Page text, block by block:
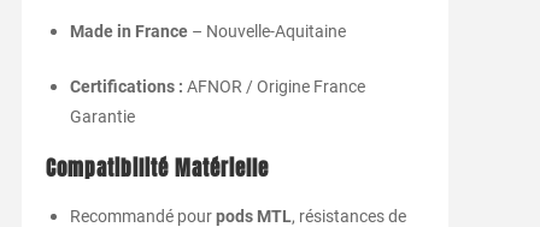
Made in France– Nouvelle-Aquitaine
Certifications : AFNOR /Origine France
Garantie
Compatibilité Matérielle
Recommandé pourpods MTL, résistancesde